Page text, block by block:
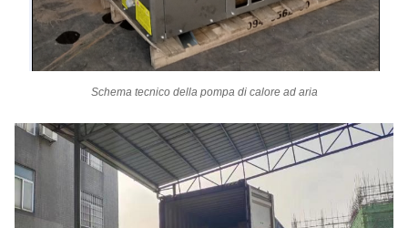
Schema tecnico della pompa di calore ad aria